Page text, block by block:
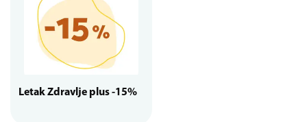
Letak Zdravlje plus -15%